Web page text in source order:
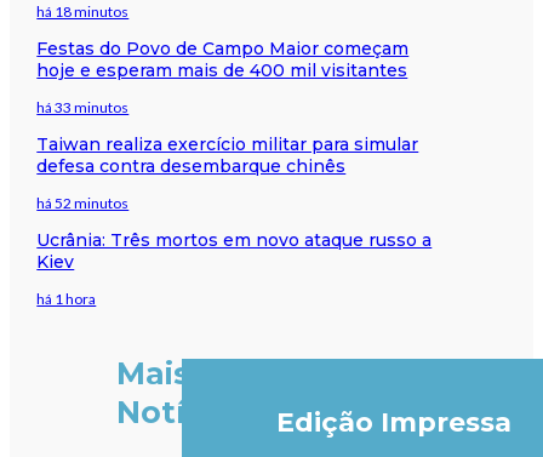
há 18 minutos
Festas do Povo de Campo Maior começam
hoje e esperam mais de 400 mil visitantes
há 33 minutos
Taiwan realiza exercício militar para simular
defesa contra desembarque chinês
há 52 minutos
Ucrânia: Três mortos em novo ataque russo a
Kiev
há 1 hora
Mais
Notícias
Edição Impressa